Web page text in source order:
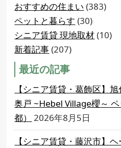
おすすめの住まい (383)
ペットと暮らす (30)
シニア賃貸 現地取材 (10)
新着記事 (207)
最近の記事
【シニア賃貸・葛飾区】
奥戸 ~Hebel Village櫻～
都）
2026年8月5日
【シニア賃貸・藤沢市】